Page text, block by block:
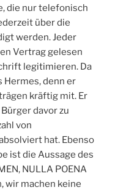
die nur telefonisch
über die
werden. Jeder
Vertrag gelesen
legitimieren. Da
Hermes, denn er
kräftig mit. Er
davor zu
von
hat. Ebenso
ist die Aussage des
NULLA POENA
wir machen keine